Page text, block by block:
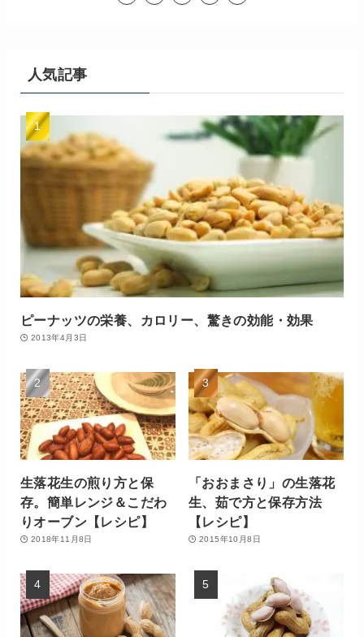
人気記事
ピーナッツの栄養、カロリー、驚きの効能・効果
2013年4月3日
生落花生の煎り方と保
存。簡単レンジ＆こだわ
りオーブン【レシピ】
2018年11月8日
「おおまさり」の生落花
生、茹で方と保存方法
【レシピ】
2015年10月8日